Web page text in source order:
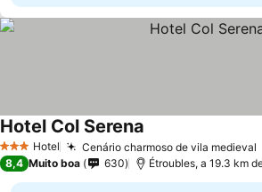
3 EstrelasHotel Cenário charmoso de vila medieval
Hotel Col Serena
8,4 Muito boa 630 Étroubles, a 19.3 km